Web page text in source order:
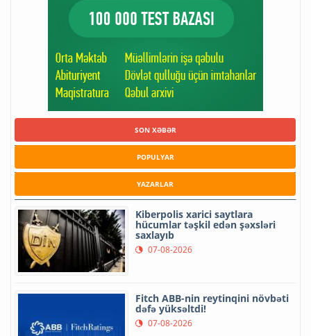
SON XƏBƏR
POPULYAR
YAZARLAR
Kiberpolis xarici saytlara
hücumlar təşkil edən şəxsləri
saxlayıb
07-08-2026
Fitch ABB-nin reytinqini növbəti
dəfə yüksəltdi!
07-08-2026